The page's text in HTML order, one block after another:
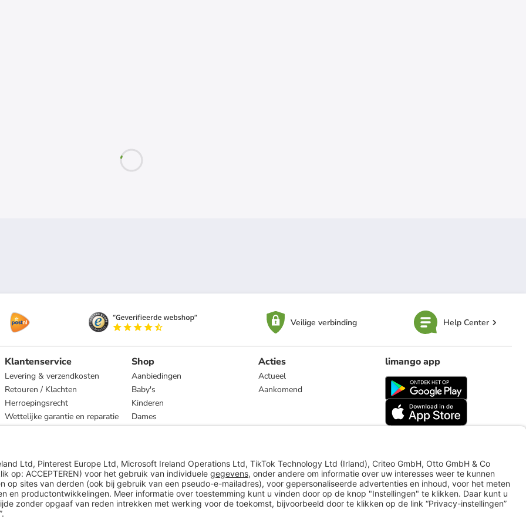
Veilige verbinding Help Center
Klantenservice
Levering & verzendkosten
Retouren / Klachten
Herroepingsrecht
Wettelijke garantie en reparatie
Shop
Aanbiedingen
Baby's
Kinderen
Dames
Heren
Acties
Actueel
Aankomend
limango app
limango.de limango.pl